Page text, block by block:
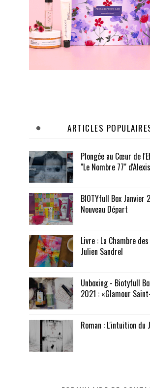
ARTICLES
Plongée au Cœur de
"Le Nombre 77"
BIOTYfull Box Janvier
Nouveau Départ
Livre : La Chambre
Julien Sandrel
Unboxing - Biotyfull
2021 : «Glamour
Roman : L'intuition du